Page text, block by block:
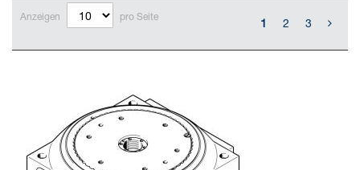
Anzeigen pro Seite 1 2 3